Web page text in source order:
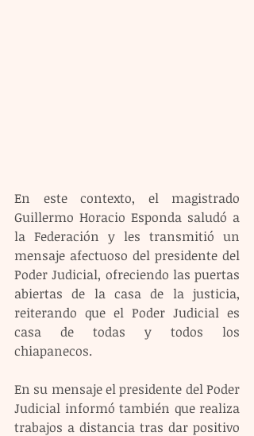
En este contexto, el magistrado
Guillermo Horacio Esponda saludó a
la Federación y les transmitió un
mensaje afectuoso del presidente del
Poder Judicial, ofreciendo las puertas
abiertas de la casa de la justicia,
reiterando que el Poder Judicial es
casa de todas y todos los
chiapanecos.
En su mensaje el presidente del Poder
Judicial informó también que realiza
trabajos a distancia tras dar positivo